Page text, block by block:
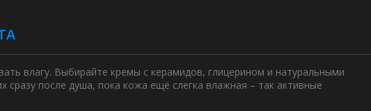
влагу. Выбирайте кремы с керамидов, глицерином и натуральными
сразу после душа, пока кожа ещё слегка влажная – так активные